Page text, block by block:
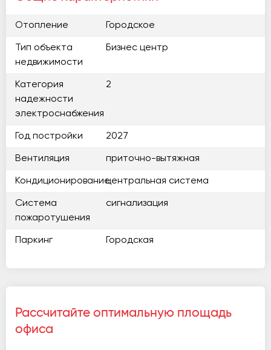
Отопление Городское
Тип объекта
недвижимости
Бизнес центр
Категория
надежности
электроснабжения
2
Год постройки 2027
Вентиляция приточно-вытяжная
Кондиционированиецентральная система
Система
пожаротушения
сигнализация
Паркинг Городская
Рассчитайте оптимальную площадь
офиса